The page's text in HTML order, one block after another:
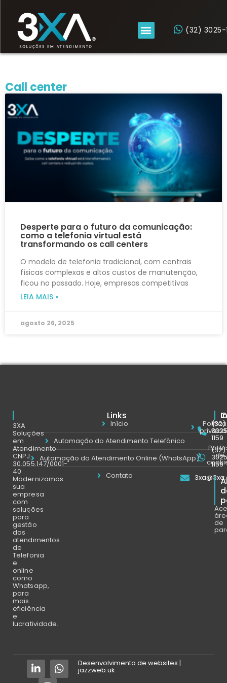
(32) 3025-
Call center
Desperte para o futuro da comunicação:
como a telefonia virtual está
transformando os call centers
O modelo de telefonia tradicional, com centrais
físicas complexas e altos custos de manutenção,
ficou no passado. Hoje, empresas competitivas
LEIA MAIS »
agosto 26, 2025
3XA
Soluções
em
Atendimento
CNPJ:
30.055.147/0001-
40
Modernizamos
sua
empresa
com
soluções
para
gestão
dos
atendimentos
de
Telefonia
e
online
como
Whatsapp,
para
mais
eficiência
e
lucratividade.
Links
Início
Automação do Atendimento Telefônico
Automação do Atendimento Online (WhatsApp)
Contato
(32)
1159
(32)
1159
de
de
Desenvolvimento de websites |
jazzweb.uk